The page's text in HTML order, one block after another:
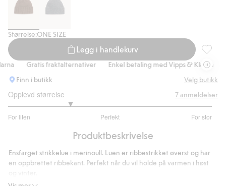
Størrelse:ONE SIZE
Legg i handlekurv
Lue i
Gratis fraktalternativer Enkel betaling med Vipps & Klarna
Finn i butikk
Velg butikk
Opplevd størrelse
For liten Perfekt For stor
av
5
stemmer
7anmeldelser
Produktbeskrivelse
Ensfarget strikkelue i merinoull. Luen er ribbestrikket øverst og har
en oppbrettet ribbekant. Perfekt når du vil holde på varmen i høst
Ribbestrikket